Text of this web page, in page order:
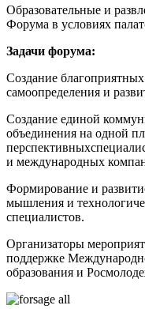
Образовательные и
Форума в условиях
Задачи форума:
Создание
самоопределения и
Создание единой
объединения на одной
и международных
Формирование и
мышления и
специалистов.
Организаторы
поддержке
образования и